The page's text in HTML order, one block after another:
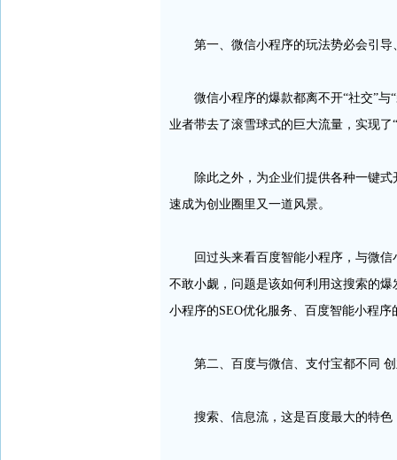
第一、微信小程序的玩法势必会引导
微信小程序的爆款都离不开“社交”与“
业者带去了滚雪球式的巨大流量，实现了
除此之外，为企业们提供各种一键式
速成为创业圈里又一道风景。
回过头来看百度智能小程序，与微信小
不敢小觑，问题是该如何利用这搜索的
小程序的SEO优化服务、百度智能小程
第二、百度与微信、支付宝都不同 创
搜索、信息流，这是百度最大的特色